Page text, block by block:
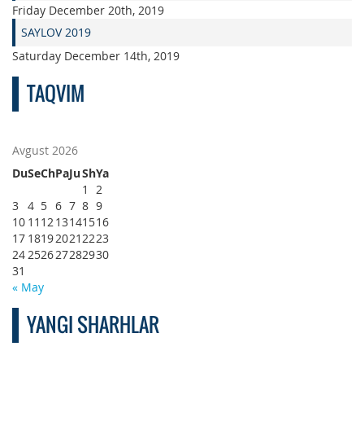
Friday December 20th, 2019
SAYLOV 2019
Saturday December 14th, 2019
TAQVIM
Avgust 2026
DuSeChPaJuShYa
1
2
3 4 5 6 7 8 9
10 11 1213141516
17 181920212223
24252627282930
31
« May
YANGI SHARHLAR